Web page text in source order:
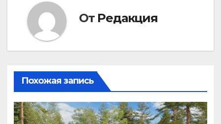
От Редакция
Похожая запись